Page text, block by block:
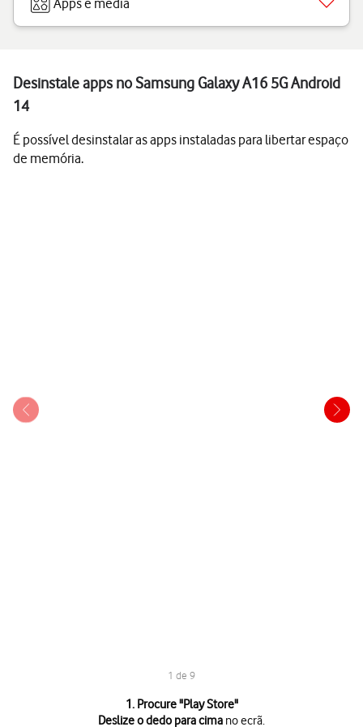
Apps e media
Desinstale apps no Samsung Galaxy A16 5G Android
14
É possível desinstalar as apps instaladas para libertar espaço
de memória.
1 de 9
1. Procure "Play Store"
Deslize o dedo para cima no ecrã.